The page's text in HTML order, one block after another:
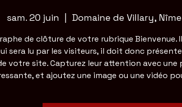
sam. 20 juin Domaine de Villary,
de clôture de votre rubrique Bienvenue.
sera lu par les visiteurs, il doit donc
votre site. Capturez leur attention avec une
et ajoutez une image ou une vidéo